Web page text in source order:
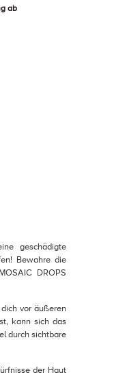
ab
geschädigte
Bewahre die
DROPS
vor äußeren
kann sich das
durch sichtbare
der Haut